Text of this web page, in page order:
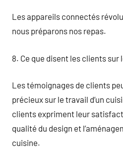
Les appareils connectés
nous préparons nos repas.
8. Ce que disent les clients sur
Les témoignages de clients
précieux sur le travail d’un
clients expriment leur
qualité du design et
cuisine.